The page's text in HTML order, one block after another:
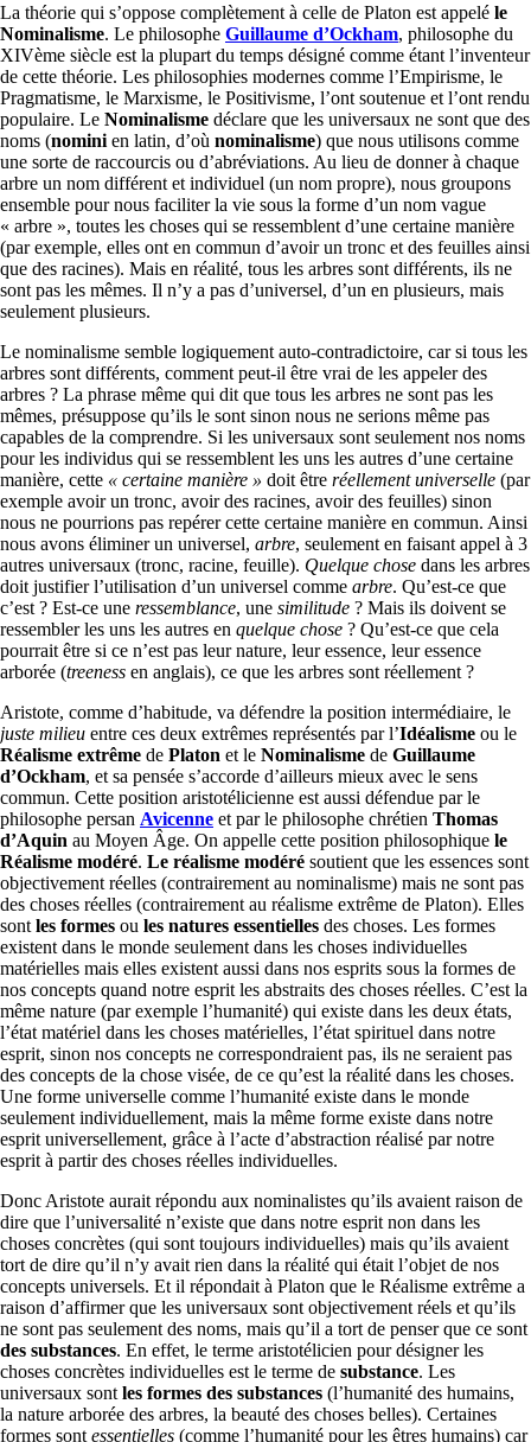
La théorie qui s’oppose complètement à celle de Platon est appelé le
Nominalisme. Le philosophe Guillaume d’Ockham, philosophe du
XIVème siècle est la plupart du temps désigné comme étant l’inventeur
de cette théorie. Les philosophies modernes comme l’Empirisme, le
Pragmatisme, le Marxisme, le Positivisme, l’ont soutenue et l’ont rendu
populaire. Le Nominalisme déclare que les universaux ne sont que des
noms (nominien latin, d’où nominalisme) que nous utilisons comme
une sorte de raccourcis ou d’abréviations. Au lieu de donner à chaque
arbre un nom différent et individuel (un nom propre), nous groupons
ensemble pour nous faciliter la vie sous la forme d’un nom vague
« arbre », toutes les choses qui se ressemblent d’une certaine manière
(par exemple, elles ont en commun d’avoir un tronc et des feuilles ainsi
que des racines). Mais en réalité, tous les arbres sont différents, ils ne
sont pas les mêmes. Il n’y a pas d’universel, d’un en plusieurs, mais
seulement plusieurs.
Le nominalisme semble logiquement auto-contradictoire, car si tous les
arbres sont différents, comment peut-il être vrai de les appeler des
arbres ? La phrase même qui dit que tous les arbres ne sont pas les
mêmes, présuppose qu’ils le sont sinon nous ne serions même pas
capables de la comprendre. Si les universaux sont seulement nos noms
pour les individus qui se ressemblent les uns les autres d’une certaine
manière, cette « certaine manière » doit être réellement universelle (par
exemple avoir un tronc, avoir des racines, avoir des feuilles) sinon
nous ne pourrions pas repérer cette certaine manière en commun. Ainsi
nous avons éliminer un universel, arbre, seulement en faisant appel à 3
autres universaux (tronc, racine, feuille). Quelque chose dans les arbres
doit justifier l’utilisation d’un universel comme arbre. Qu’est-ce que
c’est ? Est-ce une ressemblance, une similitude ? Mais ils doivent se
ressembler les uns les autres en quelque chose ? Qu’est-ce que cela
pourrait être si ce n’est pas leur nature, leur essence, leur essence
arborée (treeness en anglais), ce que les arbres sont réellement ?
Aristote, comme d’habitude, va défendre la position intermédiaire, le
juste milieu entre ces deux extrêmes représentés par l’Idéalisme ou le
Réalisme extrême de Platon et le Nominalisme de Guillaume
d’Ockham, et sa pensée s’accorde d’ailleurs mieux avec le sens
commun. Cette position aristotélicienne est aussi défendue par le
philosophe persan Avicenne et par le philosophe chrétien Thomas
d’Aquin au Moyen Âge. On appelle cette position philosophique le
Réalisme modéré. Le réalisme modéré soutient que les essences sont
objectivement réelles (contrairement au nominalisme) mais ne sont pas
des choses réelles (contrairement au réalisme extrême de Platon). Elles
sontles formes ou les natures essentielles des choses. Les formes
existent dans le monde seulement dans les choses individuelles
matérielles mais elles existent aussi dans nos esprits sous la formes de
nos concepts quand notre esprit les abstraits des choses réelles. C’est la
même nature (par exemple l’humanité) qui existe dans les deux états,
l’état matériel dans les choses matérielles, l’état spirituel dans notre
esprit, sinon nos concepts ne correspondraient pas, ils ne seraient pas
des concepts de la chose visée, de ce qu’est la réalité dans les choses.
Une forme universelle comme l’humanité existe dans le monde
seulement individuellement, mais la même forme existe dans notre
esprit universellement, grâce à l’acte d’abstraction réalisé par notre
esprit à partir des choses réelles individuelles.
Donc Aristote aurait répondu aux nominalistes qu’ils avaient raison de
dire que l’universalité n’existe que dans notre esprit non dans les
choses concrètes (qui sont toujours individuelles) mais qu’ils avaient
tort de dire qu’il n’y avait rien dans la réalité qui était l’objet de nos
concepts universels. Et il répondait à Platon que le Réalisme extrême a
raison d’affirmer que les universaux sont objectivement réels et qu’ils
ne sont pas seulement des noms, mais qu’il a tort de penser que ce sont
des substances. En effet, le terme aristotélicien pour désigner les
choses concrètes individuelles est le terme de substance. Les
universaux sontles formes des substances (l’humanité des humains,
la nature arborée des arbres, la beauté des choses belles). Certaines
formes sontessentielles (comme l’humanité pour les êtres humains) car